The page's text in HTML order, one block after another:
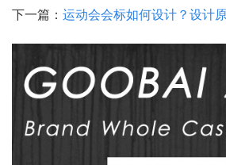
下一篇： 运动会会标如何设计？设计